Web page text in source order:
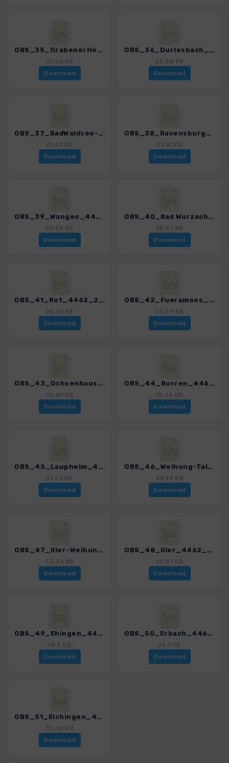
OBS_35_GrabenerHoehe_4462_2.gpx
22.06 KB
Download
OBS_36_Durlesbach_4462_2.gpx
25.48 KB
Download
OBS_37_BadWaldsee-Weingarten_4462_2.gpx
61.42 KB
Download
OBS_38_Ravensburg_4462_2.gpx
37.81 KB
Download
OBS_39_Wangen_4462_2.gpx
29.69 KB
Download
OBS_40_Bad Wurzach_4462_2.gpx
20.87 KB
Download
OBS_41_Rot_4462_2.gpx
26.36 KB
Download
OBS_42_Fueramoos_4462_2.gpx
23.49 KB
Download
OBS_43_Ochsenhausen-Biberach_4462_2.gpx
36.69 KB
Download
OBS_44_Burren_4462_2.gpx
12.64 KB
Download
OBS_45_Laupheim_4462_2.gpx
21.63 KB
Download
OBS_46_Weihung-Tal_4462_2.gpx
49.94 KB
Download
OBS_47_Iller-Weihung_4462_2.gpx
53.36 KB
Download
OBS_48_Iller_4462_2.gpx
20.97 KB
Download
OBS_49_Ehingen_4462_2.gpx
14.3 KB
Download
OBS_50_Erbach_4462_2.gpx
26.7 KB
Download
OBS_51_Elchingen_4462_2.gpx
35.62 KB
Download